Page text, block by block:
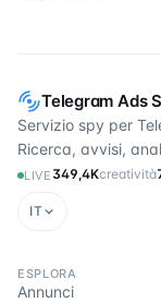
Telegram Ads
Servizio spy per
Ricerca, avvisi,
LIVE 349,4Kcreatività
IT
ESPLORA
Annunci